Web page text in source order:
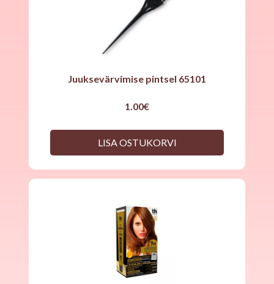
Juuksevärvimise pintsel 65101
1.00€
LISA OSTUKORVI